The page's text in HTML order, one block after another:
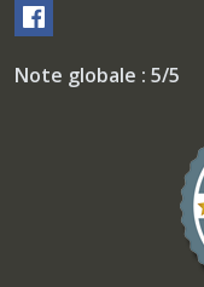
Note globale : 5/5